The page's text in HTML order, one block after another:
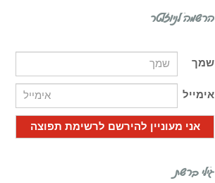
הרשמה לניוזלטר
שמך
אימייל
גילי ברשת